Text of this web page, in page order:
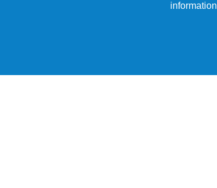
information